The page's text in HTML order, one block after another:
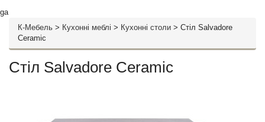
ga
К-Мебель > Кухонні меблі > Кухонні столи > Стіл Salvadore
Ceramic
Стіл Salvadore Ceramic